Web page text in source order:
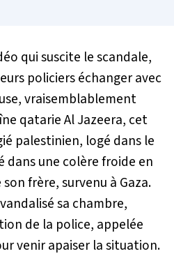
qui suscite le scandale,
policiers échanger avec
vraisemblablement
qatarie Al Jazeera, cet
palestinien, logé dans le
une colère froide en
frère, survenu à Gaza.
sa chambre,
de la police, appelée
venir apaiser la situation.